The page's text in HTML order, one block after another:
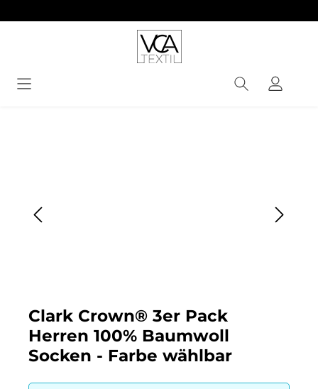
Clark Crown® 3er Pack
Herren 100% Baumwoll
Socken - Farbe wählbar